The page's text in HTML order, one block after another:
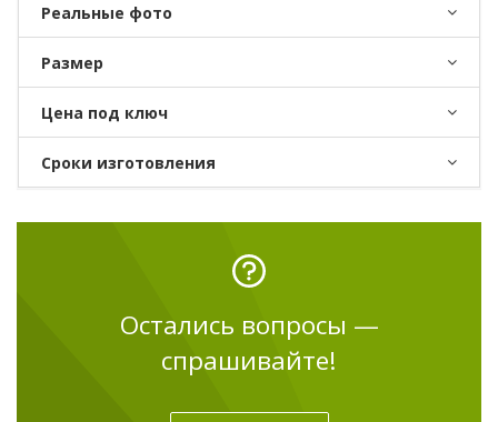
Реальные фото
Размер
Цена под ключ
Сроки изготовления
Остались вопросы —
спрашивайте!